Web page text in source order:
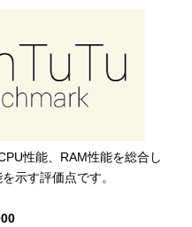
性能、RAM性能を総合し
示す評価点です。